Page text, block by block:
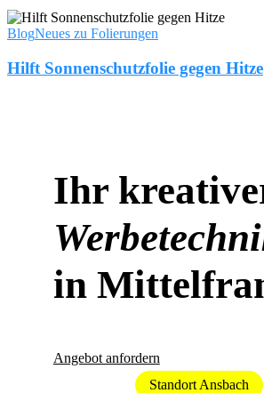
Hilft
Sonnenschutzfolie
Hitze
BlogNeues zu Folierungen
Hilft Sonnenschutzfolie gegen Hitze
Ihr
in
Angebot anfordern
Standort Ansbach